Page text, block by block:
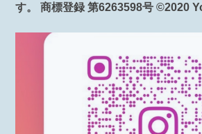
す。 商標登録 第6263598号 ©️2020